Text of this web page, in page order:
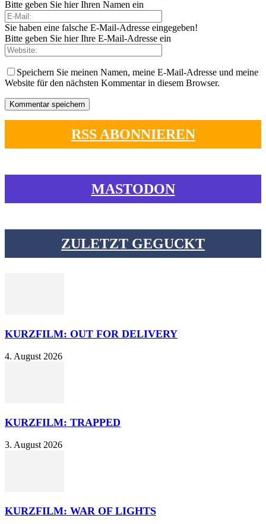
Bitte geben Sie hier Ihren Namen ein
Sie haben eine falsche E-Mail-Adresse eingegeben!
Bitte geben Sie hier Ihre E-Mail-Adresse ein
Speichern Sie meinen Namen, meine E-Mail-Adresse und meine
Website für den nächsten Kommentar in diesem Browser.
RSS ABONNIEREN
MASTODON
ZULETZT GEGUCKT
KURZFILM: OUT FOR DELIVERY
4. August 2026
KURZFILM: TRAPPED
3. August 2026
KURZFILM: WAR OF LIGHTS